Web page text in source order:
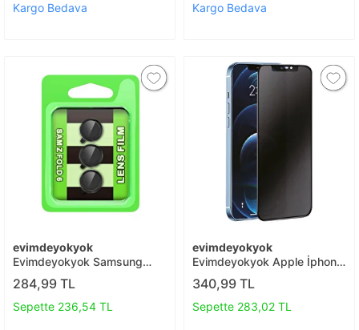
Kargo Bedava Kargo Bedava
evimdeyokyok
Evimdeyokyok Samsung
Galaxy Z Fold 6 Raze Metal
Kamera Lens - Siyah T20
284,99 TL
Sepette 236,54 TL
evimdeyokyok
Evimdeyokyok Apple İphone
7 Plus 3d Antistatik Hayalet
Cam Ekran Koruyucu - Siyah
T20
340,99 TL
Sepette 283,02 TL